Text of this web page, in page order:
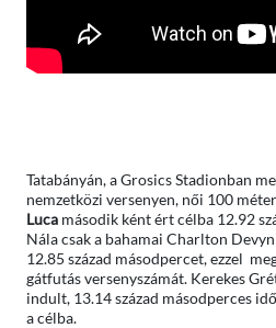
Tatabányán, a Grosics Stadionban
nemzetközi versenyen, női 100
Lucamásodik ként ért célba 12.92
Nála csak a bahamai Charlton
12.85 század másodpercet, ezzel
gátfutás versenyszámát. Kerekes
indult, 13.14 század másodperces
a célba.